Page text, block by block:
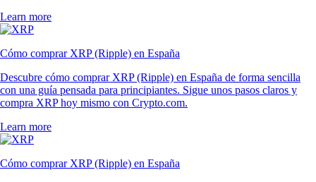
Learn more
Cómo comprar XRP (Ripple) en España
Descubre cómo comprar XRP (Ripple) en España de forma sencilla
con una guía pensada para principiantes. Sigue unos pasos claros y
compra XRP hoy mismo con Crypto.com.
Learn more
Cómo comprar XRP (Ripple) en España